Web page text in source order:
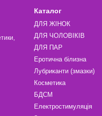
Каталог
ДЛЯ ЖІНОК
ДЛЯ ЧОЛОВІКІВ
ДЛЯ ПАР
Еротична білизна
Лубриканти (змазки)
Косметика
БДСМ
Електростимуляція